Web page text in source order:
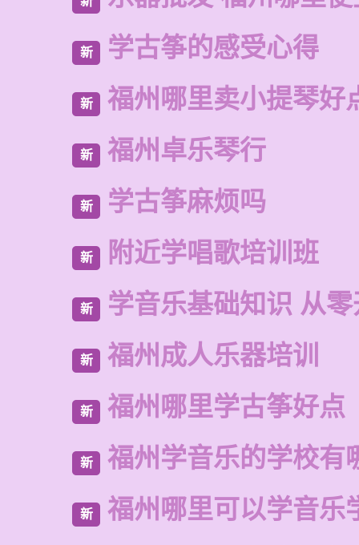
新 学古筝的感受心得
新 福州哪里卖小提琴好
新 福州卓乐琴行
新 学古筝麻烦吗
新 附近学唱歌培训班
新 学音乐基础知识 从
新 福州成人乐器培训
新 福州哪里学古筝好点
新 福州学音乐的学校有
新 福州哪里可以学音乐